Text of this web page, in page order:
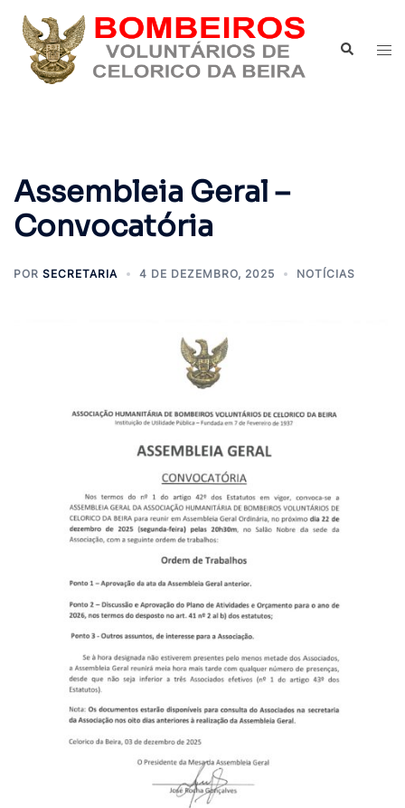
Saltar
para
conteúdo
Pesquisar
Assembleia Geral –
Convocatória
POR SECRETARIA 4 DE DEZEMBRO, 2025 NOTÍCIAS